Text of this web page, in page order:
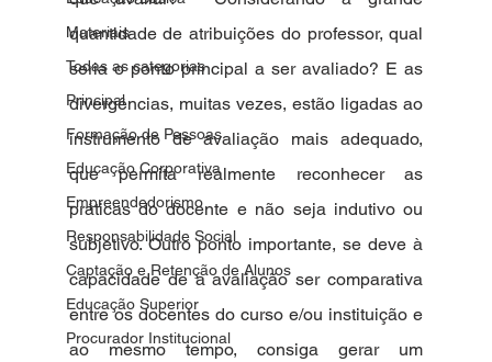
Materiais
Todas as categorias
Principal
Formação de Pessoas
Educação Corporativa
Empreendedorismo
Responsabilidade Social
Captação e Retenção de Alunos
Educação Superior
Procurador Institucional
quantidade de atribuições do professor, qual
seria o ponto principal a ser avaliado? E as
divergências, muitas vezes, estão ligadas ao
instrumento de avaliação mais adequado,
que permita realmente reconhecer as
práticas do docente e não seja indutivo ou
subjetivo. Outro ponto importante, se deve à
capacidade de a avaliação ser comparativa
entre os docentes do curso e/ou instituição e
ao mesmo tempo, consiga gerar um